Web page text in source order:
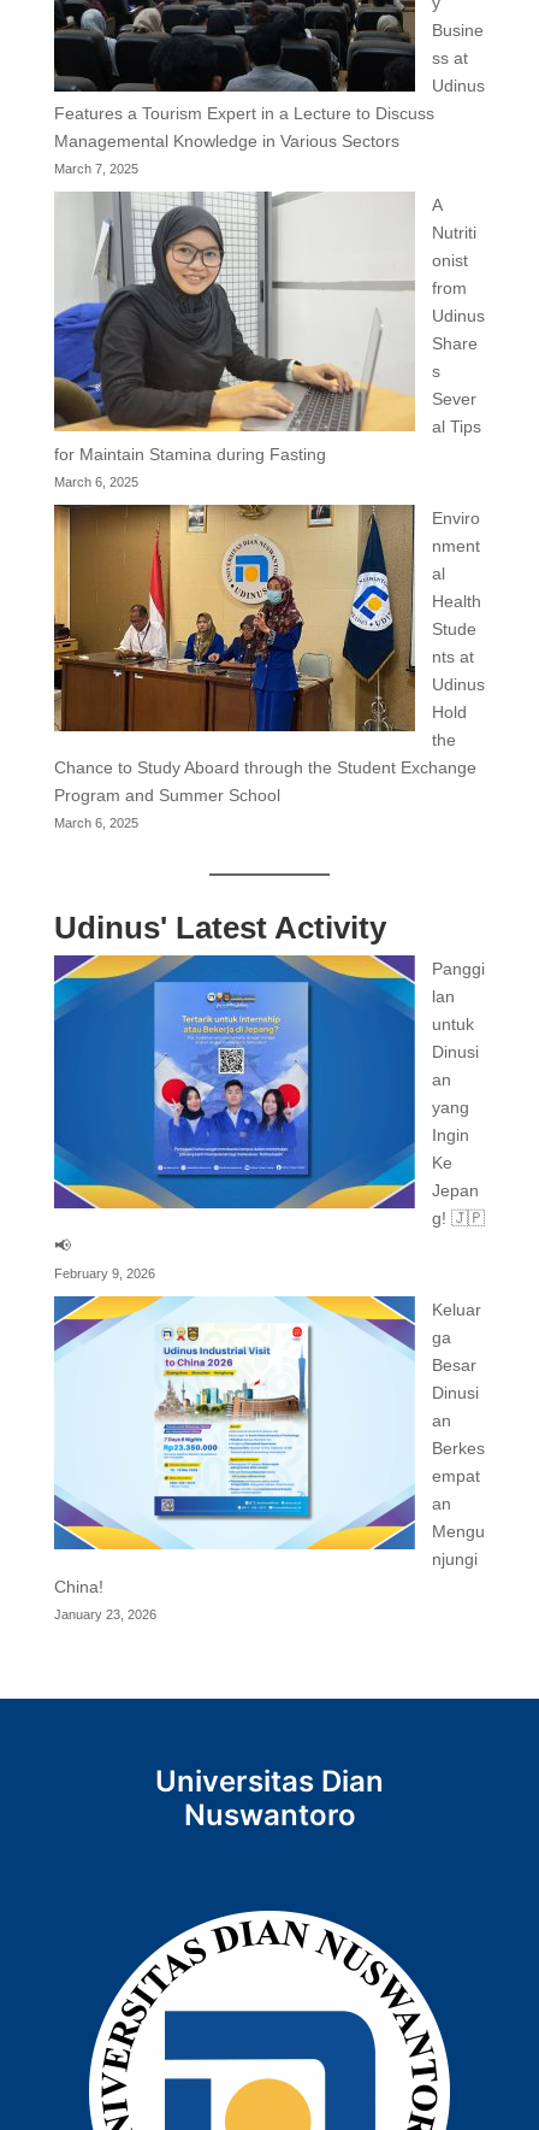
Busine
ss at
Udinus
Features a Tourism Expert in a Lecture to Discuss
Managemental Knowledge in Various Sectors
March 7, 2025
A
Nutriti
onist
from
Udinus
Share
s
Sever
al Tips
for Maintain Stamina during Fasting
March 6, 2025
Enviro
nment
al
Health
Stude
nts at
Udinus
Hold
the
Chance to Study Aboard through the Student Exchange
Program and Summer School
March 6, 2025
Udinus' Latest Activity
Panggi
lan
untuk
Dinusi
an
yang
Ingin
Ke
Jepan
g! 🇯🇵
📢
February 9, 2026
Keluar
ga
Besar
Dinusi
an
Berkes
empat
an
Mengu
njungi
China!
January 23, 2026
Universitas Dian
Nuswantoro